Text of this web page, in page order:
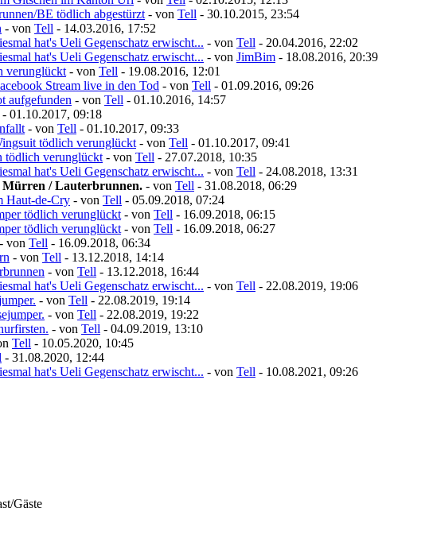
BE tödlich abgestürzt - von Tell - 30.10.2015, 23:54
- von Tell - 14.03.2016, 17:52
hat's Ueli Gegenschatz erwischt... - von Tell - 20.04.2016, 22:02
hat's Ueli Gegenschatz erwischt... - von JimBim - 18.08.2016, 20:39
verunglückt - von Tell - 19.08.2016, 12:01
Stream live in den Tod - von Tell - 01.09.2016, 09:26
aufgefunden - von Tell - 01.10.2016, 14:57
- 01.10.2017, 09:18
- von Tell - 01.10.2017, 09:33
tödlich verunglückt - von Tell - 01.10.2017, 09:41
tödlich verunglückt - von Tell - 27.07.2018, 10:35
hat's Ueli Gegenschatz erwischt... - von Tell - 24.08.2018, 13:31
Mürren / Lauterbrunnen. - von Tell - 31.08.2018, 06:29
Haut-de-Cry - von Tell - 05.09.2018, 07:24
tödlich verunglückt - von Tell - 16.09.2018, 06:15
tödlich verunglückt - von Tell - 16.09.2018, 06:27
- von Tell - 16.09.2018, 06:34
- von Tell - 13.12.2018, 14:14
- von Tell - 13.12.2018, 16:44
hat's Ueli Gegenschatz erwischt... - von Tell - 22.08.2019, 19:06
- von Tell - 22.08.2019, 19:14
- von Tell - 22.08.2019, 19:22
- von Tell - 04.09.2019, 13:10
Tell - 10.05.2020, 10:45
- 31.08.2020, 12:44
hat's Ueli Gegenschatz erwischt... - von Tell - 10.08.2021, 09:26
Gäste